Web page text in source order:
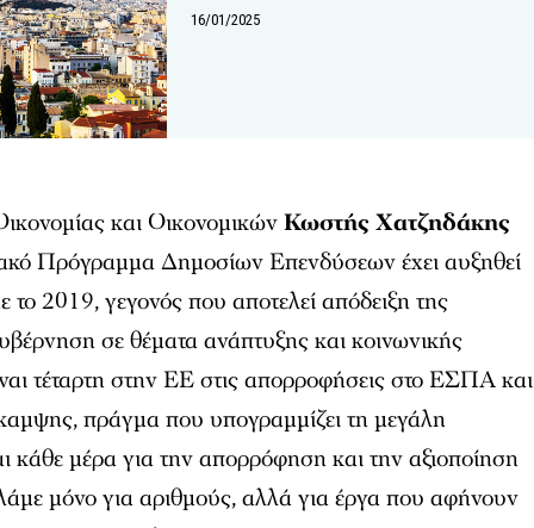
16/01/2025
και ΟικονομικώνΚωστής Χατζηδάκης
Πρόγραμμα Δημοσίων Επενδύσεων έχει αυξηθεί
2019, γεγονός που αποτελεί απόδειξη της
σε θέματα ανάπτυξης και κοινωνικής
τέταρτη στην ΕΕ στις απορροφήσεις στο ΕΣΠΑ και
πράγμα που υπογραμμίζει τη μεγάλη
κάθε μέρα για την απορρόφηση και την αξιοποίηση
μόνο για αριθμούς, αλλά για έργα που αφήνουν